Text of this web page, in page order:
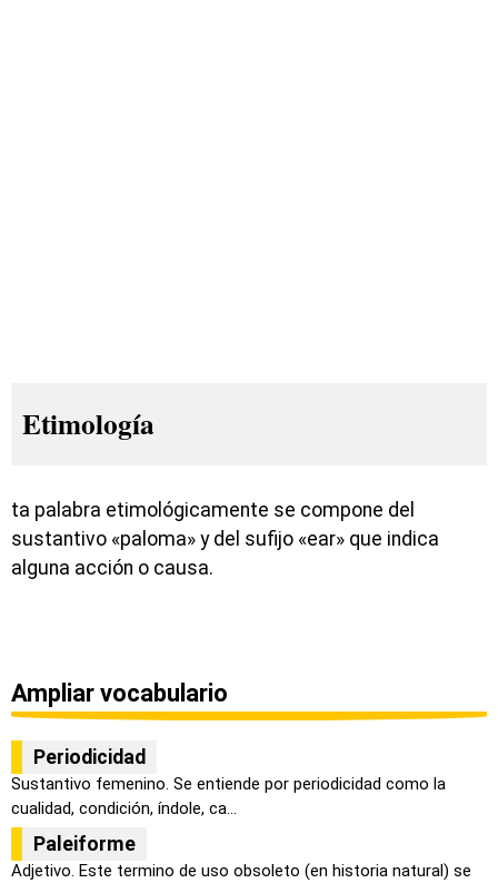
Etimología
ta palabra etimológicamente se compone del
sustantivo «paloma» y del sufijo «ear» que indica
alguna acción o causa.
Ampliar vocabulario
Periodicidad
Sustantivo femenino. Se entiende por periodicidad como la
cualidad, condición, índole, ca...
Paleiforme
Adjetivo. Este termino de uso obsoleto (en historia natural) se